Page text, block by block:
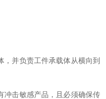
并负责工件承载体从横向到
冲击敏感产品，且必须确保传